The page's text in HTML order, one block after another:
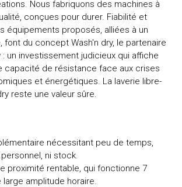
Nous fabriquons des machines à
conçues pour durer. Fiabilité et
équipements proposés, alliées à un
font du concept Wash'n dry, le partenaire
: un investissement judicieux qui affiche
capacité de résistance face aux crises
et énergétiques. La laverie libre-
reste une valeur sûre.
nécessitant peu de temps,
ni stock.
proximité rentable, qui fonctionne 7
large amplitude horaire.